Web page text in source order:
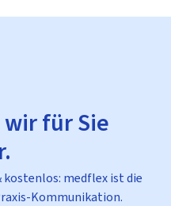
für Sie
medflex ist die
Kommunikation.